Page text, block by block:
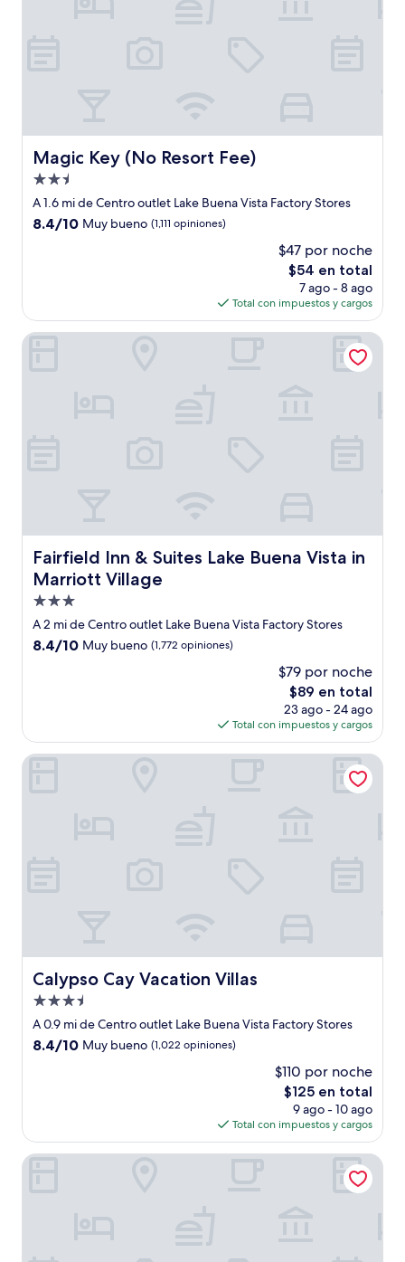
Magic Key (No Resort Fee)
Magic Key (No Resort Fee)
Propiedad
de
2.5
A 1.6 mi de Centro outlet Lake Buena Vista Factory Stores
8.4
opiniones)
8.4/10 Muy bueno (1,111 opiniones)
$47 por noche
El
precio
actual
es
de
$54 en total
7 ago - 8 ago
Total con impuestos y cargos
Fairfield Inn & Suites Lake Buena Vista in
Marriott Village
Fairfield Inn & Suites Lake Buena Vista in Marriott Village
Propiedad
de
3.0
A 2 mi de Centro outlet Lake Buena Vista Factory Stores
8.4
opiniones)
8.4/10 Muy bueno (1,772 opiniones)
$79 por noche
El
precio
actual
es
de
$89 en total
23 ago - 24 ago
Total con impuestos y cargos
Fairfield Inn & Suites Lake Buena Vista in Marriott Village
Calypso Cay Vacation Villas
Calypso Cay Vacation Villas
Propiedad
de
3.5
A 0.9 mi de Centro outlet Lake Buena Vista Factory Stores
8.4
opiniones)
8.4/10 Muy bueno (1,022 opiniones)
$110 por noche
El
precio
actual
es
de
$125 en total
9 ago - 10 ago
Total con impuestos y cargos
Calypso Cay Vacation Villas
Orlando Vacation Rooms